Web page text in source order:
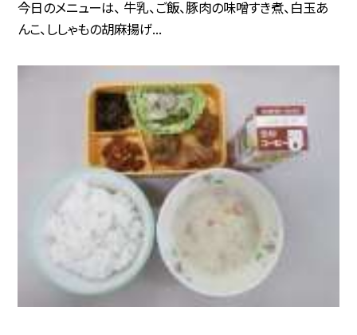
今日のメニューは、 牛乳、ご飯、豚肉の味噌すき煮、白玉あ
んこ、ししゃもの胡麻揚げ...